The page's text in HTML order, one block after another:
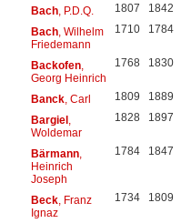
Bach, P.D.Q. 1807 1842
Bach, Wilhelm
Friedemann
1710 1784
Backofen,
Georg Heinrich
1768 1830
Banck, Carl 1809 1889
Bargiel,
Woldemar
1828 1897
Bärmann,
Heinrich
Joseph
1784 1847
Beck, Franz
Ignaz
1734 1809